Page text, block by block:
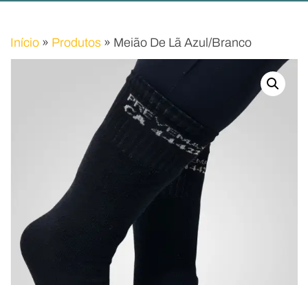
Início » Produtos » Meião De Lã Azul/Branco